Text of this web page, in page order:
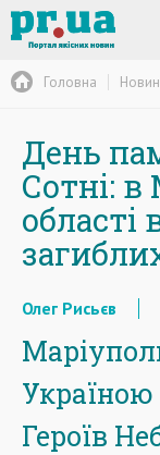
Головна
День
Сотні: в
області
Олег Рисьєв
Героїв